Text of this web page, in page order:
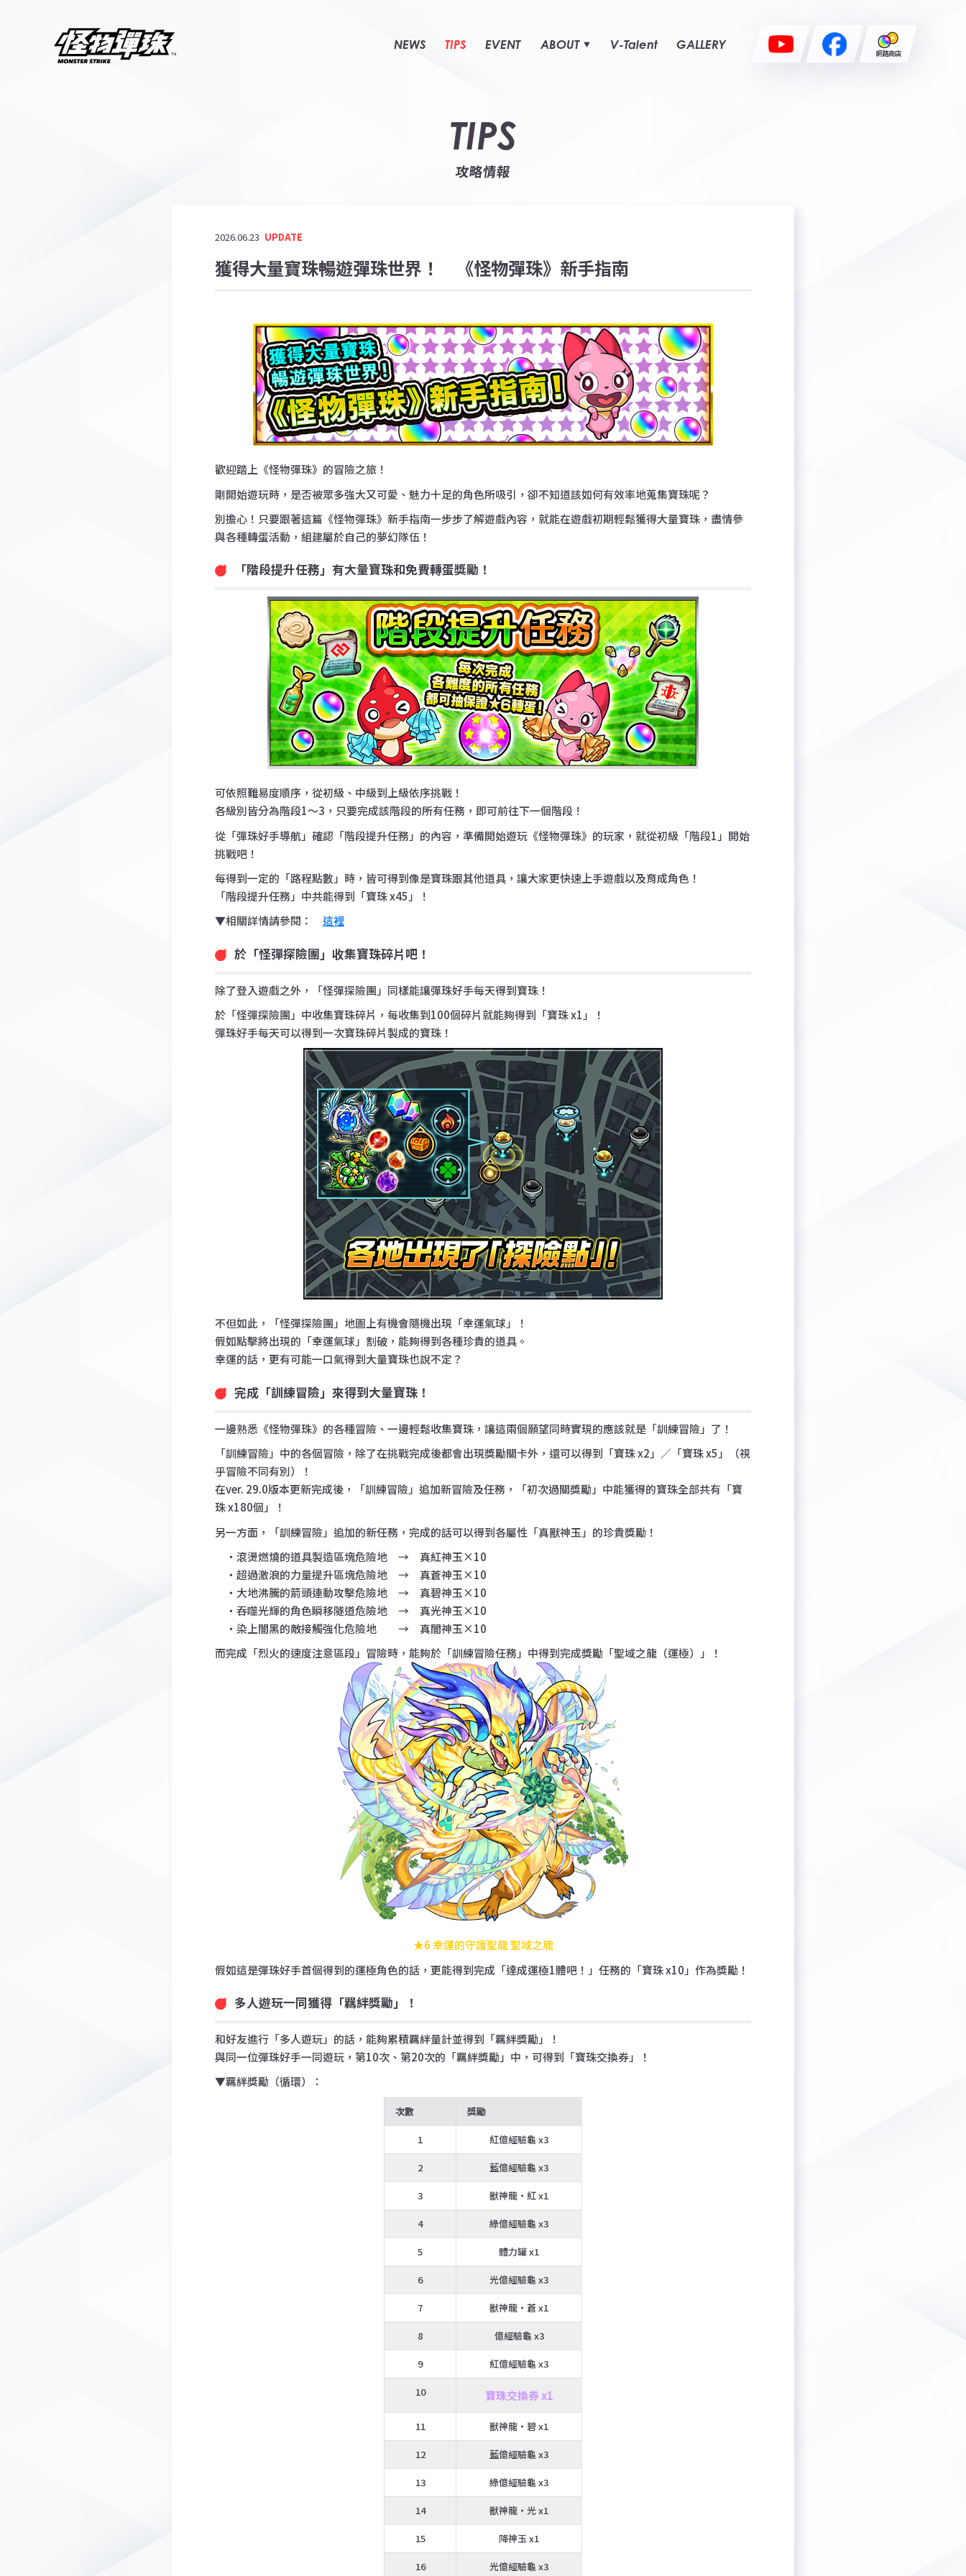
NEWS TIPS EVENT ABOUT V-Talent GALLERY
網路商店
TIPS
攻略情報
2026.06.23 UPDATE
獲得大量寶珠暢遊彈珠世界！ 《怪物彈珠》新手指南
歡迎踏上《怪物彈珠》的冒險之旅！
剛開始遊玩時，是否被眾多強大又可愛、魅力十足的角色所吸引，卻不知道該如何有效率地蒐集寶珠呢？
別擔心！只要跟著這篇《怪物彈珠》新手指南一步步了解遊戲內容，就能在遊戲初期輕鬆獲得大量寶珠，盡情參
與各種轉蛋活動，組建屬於自己的夢幻隊伍！
「階段提升任務」有大量寶珠和免費轉蛋獎勵！
可依照難易度順序，從初級、中級到上級依序挑戰！
各級別皆分為階段1～3，只要完成該階段的所有任務，即可前往下一個階段！
從「彈珠好手導航」確認「階段提升任務」的內容，準備開始遊玩《怪物彈珠》的玩家，就從初級「階段1」開始
挑戰吧！
每得到一定的「路程點數」時，皆可得到像是寶珠跟其他道具，讓大家更快速上手遊戲以及育成角色！
「階段提升任務」中共能得到「寶珠 x45」！
▼相關詳情請參閱： 這裡
於「怪彈探險團」收集寶珠碎片吧！
除了登入遊戲之外，「怪彈探險團」同樣能讓彈珠好手每天得到寶珠！
於「怪彈探險團」中收集寶珠碎片，每收集到100個碎片就能夠得到「寶珠 x1」！
彈珠好手每天可以得到一次寶珠碎片製成的寶珠！
不但如此，
「怪彈探險團」地圖上有機會隨機出現「幸運氣球」！
假如點擊將出現的「幸運氣球」割破，能夠得到各種珍貴的道具。
幸運的話，更有可能一口氣得到大量寶珠也說不定？
完成「訓練冒險」來得到大量寶珠！
一邊熟悉《怪物彈珠》的各種冒險、一邊輕鬆收集寶珠，讓這兩個願望同時實現的應該就是「訓練冒險」了！
「訓練冒險」中的各個冒險，除了在挑戰完成後都會出現獎勵關卡外，還可以得到「寶珠 x2」／「寶珠 x5」（視
乎冒險不同有別）！
在ver. 29.0版本更新完成後，「訓練冒險」追加新冒險及任務，「初次過關獎勵」中能獲得的寶珠全部共有「寶
珠 x180個」！
另一方面，「訓練冒險」追加的新任務，完成的話可以得到各屬性「真獸神玉」的珍貴獎勵！
・滾燙燃燒的道具製造區塊危險地 → 真紅神玉×10
・超過激浪的力量提升區塊危險地 → 真蒼神玉×10
・大地沸騰的箭頭連動攻擊危險地 → 真碧神玉×10
・吞噬光輝的角色瞬移隧道危險地 → 真光神玉×10
・染上闇黑的敵接觸強化危險地 → 真闇神玉×10
而完成「烈火的速度注意區段」冒險時，能夠於「訓練冒險任務」中得到完成獎勵「聖域之龍（運極）」！
★6 幸運的守護聖龍 聖域之龍
假如這是彈珠好手首個得到的運極角色的話，更能得到完成「達成運極1體吧！」任務的「寶珠 x10」作為獎勵！
多人遊玩一同獲得「羈絆獎勵」！
和好友進行「多人遊玩」的話，能夠累積羈絆量計並得到「羈絆獎勵」！
與同一位彈珠好手一同遊玩，第10次、第20次的「羈絆獎勵」中，可得到「寶珠交換券」！
▼羈絆獎勵（循環）：
次數 獎勵
1 紅億經驗龜 x3
2 藍億經驗龜 x3
3 獸神龍・紅 x1
4 綠億經驗龜 x3
5 體力罐 x1
6 光億經驗龜 x3
7 獸神龍・蒼 x1
8 億經驗龜 x3
9 紅億經驗龜 x3
10 寶珠交換券 x1
11 獸神龍・碧 x1
12 藍億經驗龜 x3
13 綠億經驗龜 x3
14 獸神龍・光 x1
15 降神玉 x1
16 光億經驗龜 x3